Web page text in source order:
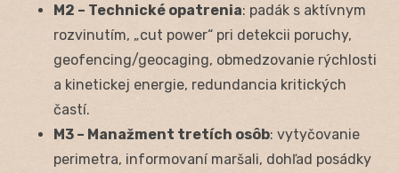
M2 – Technické opatrenia: padák s aktívnym
rozvinutím, „cut power“ pri detekcii poruchy,
geofencing/geocaging, obmedzovanie rýchlosti
a kinetickej energie, redundancia kritických
častí.
M3 – Manažment tretích osôb: vytyčovanie
perimetra, informovaní maršali, dohľad posádky